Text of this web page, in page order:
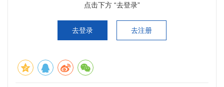
点击下方 “去登录”
去登录 去注册